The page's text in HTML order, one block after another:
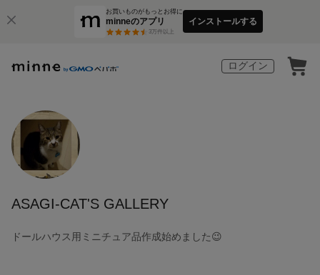
お買いものがもっとお得に
minneのアプリ
3万件以上
インストールする
ログイン
ASAGI-CAT'S GALLERY
ドールハウス用ミニチュア品作成始めました😉